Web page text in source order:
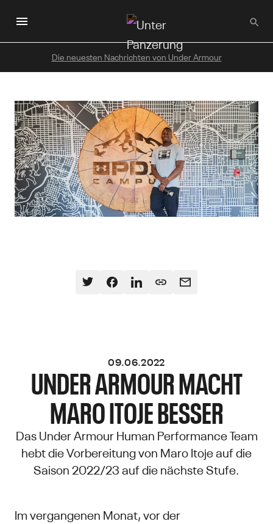
Hauptinhalt
Die neuesten Nachrichten von Under Armour
09.06.2022
UNDER ARMOUR MACHT
MARO ITOJE BESSER
Das Under Armour Human Performance Team
hebt die Vorbereitung von Maro Itoje auf die
Saison 2022/23 auf die nächste Stufe.
Im vergangenen Monat, vor der